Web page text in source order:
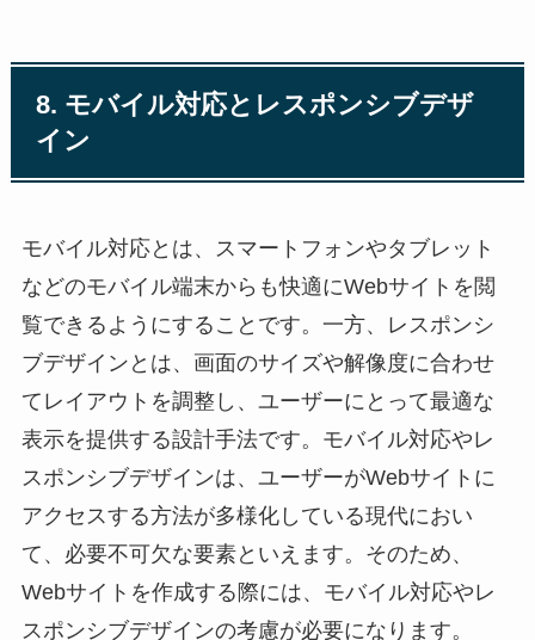
8. モバイル対応とレスポンシブデザ
イン
モバイル対応とは、スマートフォンやタブレット
などのモバイル端末からも快適にWebサイトを閲
覧できるようにすることです。一方、レスポンシ
ブデザインとは、画面のサイズや解像度に合わせ
てレイアウトを調整し、ユーザーにとって最適な
表示を提供する設計手法です。モバイル対応やレ
スポンシブデザインは、ユーザーがWebサイトに
アクセスする方法が多様化している現代におい
て、必要不可欠な要素といえます。そのため、
Webサイトを作成する際には、モバイル対応やレ
スポンシブデザインの考慮が必要になります。